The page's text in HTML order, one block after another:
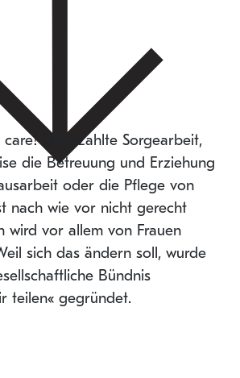
care! Unbezahlte Sorgearbeit,
die Betreuung und Erziehung
oder die Pﬂege von
nach wie vor nicht gerecht
wird vor allem von Frauen
sich das ändern soll, wurde
Bündnis
teilen« gegründet.